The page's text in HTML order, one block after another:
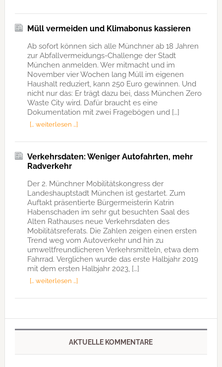
Müll vermeiden und Klimabonus kassieren
Ab sofort können sich alle Münchner ab 18 Jahren
zur Abfallvermeidungs-Challenge der Stadt
München anmelden. Wer mitmacht und im
November vier Wochen lang Müll im eigenen
Haushalt reduziert, kann 250 Euro gewinnen. Und
nicht nur das: Er trägt dazu bei, dass München Zero
Waste City wird. Dafür braucht es eine
Dokumentation mit zwei Fragebögen und […]
[… weiterlesen …]
Verkehrsdaten: Weniger Autofahrten, mehr
Radverkehr
Der 2. Münchner Mobilitätskongress der
Landeshauptstadt München ist gestartet. Zum
Auftakt präsentierte Bürgermeisterin Katrin
Habenschaden im sehr gut besuchten Saal des
Alten Rathauses neue Verkehrsdaten des
Mobilitätsreferats. Die Zahlen zeigen einen ersten
Trend weg vom Autoverkehr und hin zu
umweltfreundlicheren Verkehrsmitteln, etwa dem
Fahrrad. Verglichen wurde das erste Halbjahr 2019
mit dem ersten Halbjahr 2023, […]
[… weiterlesen …]
AKTUELLE KOMMENTARE